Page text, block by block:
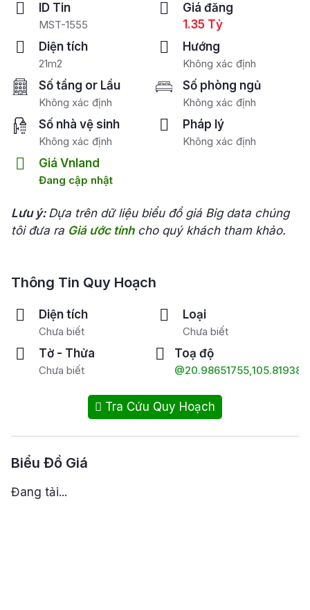
ID Tin
MST-1555
Giá đăng
1.35 Tỷ
Diện tích
21m2
Hướng
Không xác định
Số tầng or Lầu
Không xác định
Số phòng ngủ
Không xác định
Số nhà vệ sinh
Không xác định
Pháp lý
Không xác định
Giá Vnland
Đang cập nhật
Lưu ý: Dựa trên dữ liệu biểu đồ giá Big data chúng
tôi đưa ra Giá ước tínhcho quý khách tham khảo.
Thông Tin Quy Hoạch
Diện tích
Chưa biết
Loại
Chưa biết
Tờ - Thửa
Chưa biết
Toạ độ
Tra Cứu Quy Hoạch
Biểu Đồ Giá
Đang tải...